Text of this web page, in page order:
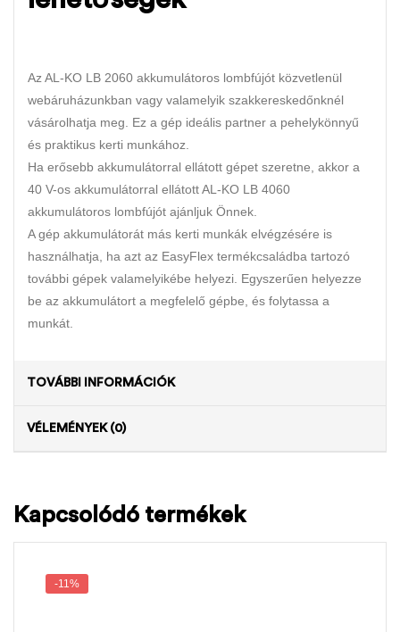
Az AL-KO LB 2060 akkumulátoros lombfújót közvetlenül
webáruházunkban vagy valamelyik szakkereskedőnknél
vásárolhatja meg. Ez a gép ideális partner a pehelykönnyű
és praktikus kerti munkához.
Ha erősebb akkumulátorral ellátott gépet szeretne, akkor a
40 V-os akkumulátorral ellátott AL-KO LB 4060
akkumulátoros lombfújót ajánljuk Önnek.
A gép akkumulátorát más kerti munkák elvégzésére is
használhatja, ha azt az EasyFlex termékcsaládba tartozó
további gépek valamelyikébe helyezi. Egyszerűen helyezze
be az akkumulátort a megfelelő gépbe, és folytassa a
munkát.
TOVÁBBI INFORMÁCIÓK
VÉLEMÉNYEK (0)
Kapcsolódó termékek
-11%